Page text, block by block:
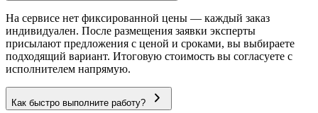
На сервисе нет фиксированной цены — каждый заказ
индивидуален. После размещения заявки эксперты
присылают предложения с ценой и сроками, вы выбираете
подходящий вариант. Итоговую стоимость вы согласуете с
исполнителем напрямую.
Как быстро выполните работу?